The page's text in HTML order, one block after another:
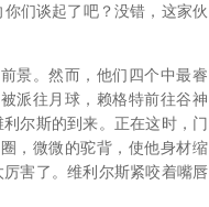
们谈起了吧？没错，这家伙
景。然而，他们四个中最睿
派往月球，赖格特前往谷神
尔斯的到来。正在这时，门
，微微的驼背，使他身材缩
害了。维利尔斯紧咬着嘴唇